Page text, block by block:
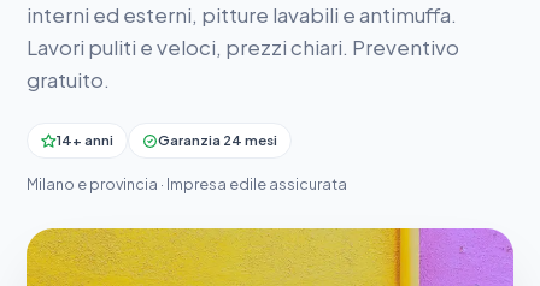
interni ed esterni, pitture lavabili e antimuffa.
Lavori puliti e veloci, prezzi chiari. Preventivo
gratuito.
14+ anni Garanzia 24 mesi
Milano e provincia · Impresa edile assicurata